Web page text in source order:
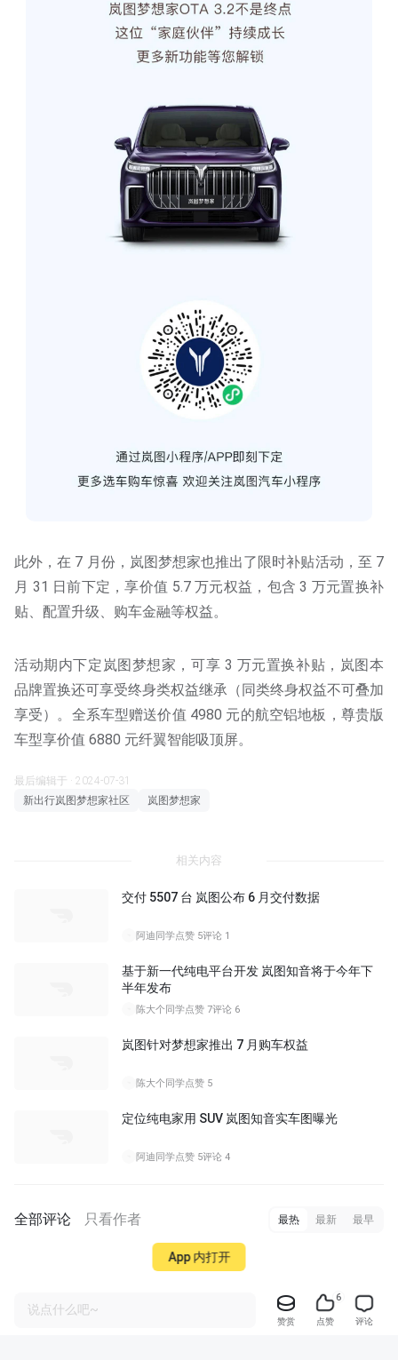
此外，在 7 月份，岚图梦想家也推出了限时补贴活动，至 7
月 31 日前下定，享价值 5.7 万元权益，包含 3 万元置换补
贴、配置升级、购车金融等权益。
活动期内下定岚图梦想家，可享 3 万元置换补贴，岚图本
品牌置换还可享受终身类权益继承（同类终身权益不可叠加
享受）。全系车型赠送价值 4980 元的航空铝地板，尊贵版
车型享价值 6880 元纤翼智能吸顶屏。
最后编辑于 · 2024-07-31
新出行岚图梦想家社区
岚图梦想家
相关内容
交付 5507 台 岚图公布 6 月交付数据
阿迪同学点赞 5评论 1
基于新一代纯电平台开发 岚图知音将于今年下
半年发布
陈大个同学点赞 7评论 6
岚图针对梦想家推出 7 月购车权益
陈大个同学点赞 5
定位纯电家用 SUV 岚图知音实车图曝光
阿迪同学点赞 5评论 4
全部评论 只看作者 最热 最新 最早
App 内打开
说点什么吧~
赞赏
6
点赞 评论